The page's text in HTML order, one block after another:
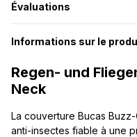
Évaluations
Informations sur le
Regen- und
Neck
La couverture Bucas
anti-insectes fiable à une